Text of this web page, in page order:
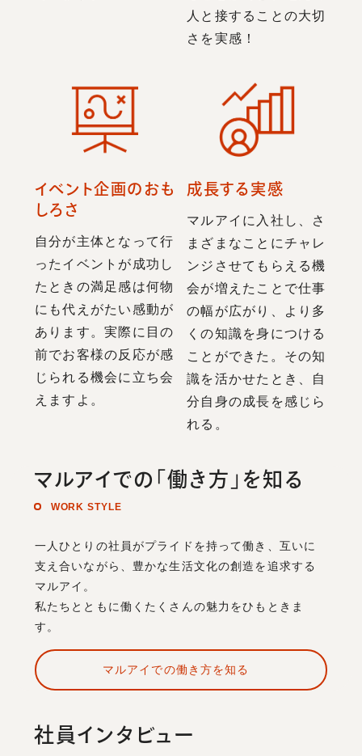
人と接することの大切
さを実感！
イベント企画のおも
しろさ
自分が主体となって行
ったイベントが成功し
たときの満足感は何物
にも代えがたい感動が
あります。実際に目の
前でお客様の反応が感
じられる機会に立ち会
えますよ。
成長する実感
マルアイに入社し、さ
まざまなことにチャレ
ンジさせてもらえる機
会が増えたことで仕事
の幅が広がり、より多
くの知識を身につける
ことができた。その知
識を活かせたとき、自
分自身の成長を感じら
れる。
マルアイでの「働き方」を知る
WORK STYLE
一人ひとりの社員がプライドを持って働き、互いに
支え合いながら、豊かな生活文化の創造を追求する
マルアイ。
私たちとともに働くたくさんの魅力をひもときま
す。
マルアイでの働き方を知る
社員インタビュー